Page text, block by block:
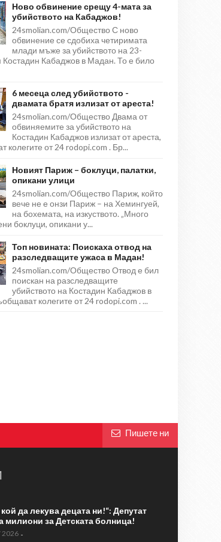
Ново обвинение срещу 4-мата за
убийството на Кабаджов!
24smolian.com/Общество С ново
обвинение се сдобиха четиримата
млади мъже за убийството на 23-
Костадин Кабаджов в Мадан. То е било
6 месеца след убийството -
двамата братя излизат от ареста!
24smolian.com/Общество Двама от
обвиняемите за убийството на
Костадин Кабаджов излизат от ареста,
колегите от 24 rodopi.com . Бр...
Новият Париж – боклуци, палатки,
опикани улици
24smolian.com/Общество Париж, който
вече не е онзи Париж – на Хемингуей,
на бохемата, на изкуството. „Много
боклуци, опикани у...
Топ новината: Поискаха отвод на
разследващите ужаса в Мадан!
24smolian.com/Общество Отвод е бил
поискан на разследващите
убийството на Костадин Кабаджов в
колегите от 24 rodopi.com . ...
Пишете ни
да лекува децата ни!“: Депутат
милиони за Детската болница!
2026-